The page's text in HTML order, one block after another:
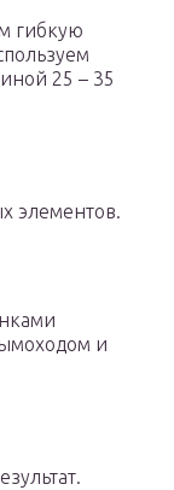
гибкую
25 – 35
элементов.
и